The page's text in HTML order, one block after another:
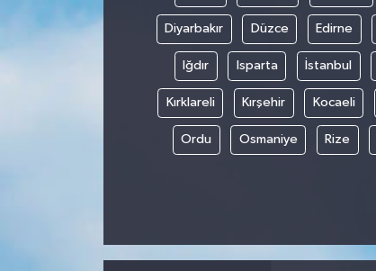
Diyarbakır Düzce Edirne
Iğdır Isparta İstanbul
Kırklareli Kırşehir Kocaeli
Ordu Osmaniye Rize